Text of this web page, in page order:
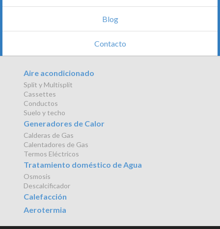
Blog
Contacto
Aire acondicionado
Split y Multisplit
Cassettes
Conductos
Suelo y techo
Generadores de Calor
Calderas de Gas
Calentadores de Gas
Termos Eléctricos
Tratamiento doméstico de Agua
Osmosis
Descalcificador
Calefacción
Aerotermia